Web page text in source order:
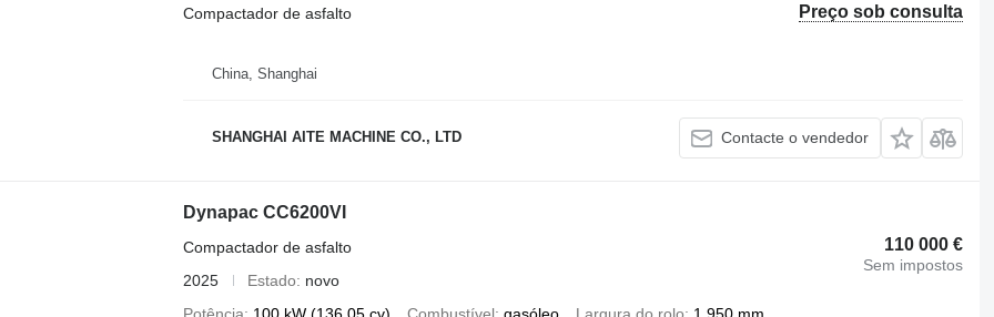
Preço sob consulta
Compactador de asfalto
China, Shanghai
SHANGHAI AITE MACHINE CO., LTD Contacte o vendedor
Dynapac CC6200VI
110 000 €
Sem impostos
Compactador de asfalto
2025
Estado
novo
Potência
100 kW (136.05 cv) Combustível gasóleo Largura do rolo
1 950 mm